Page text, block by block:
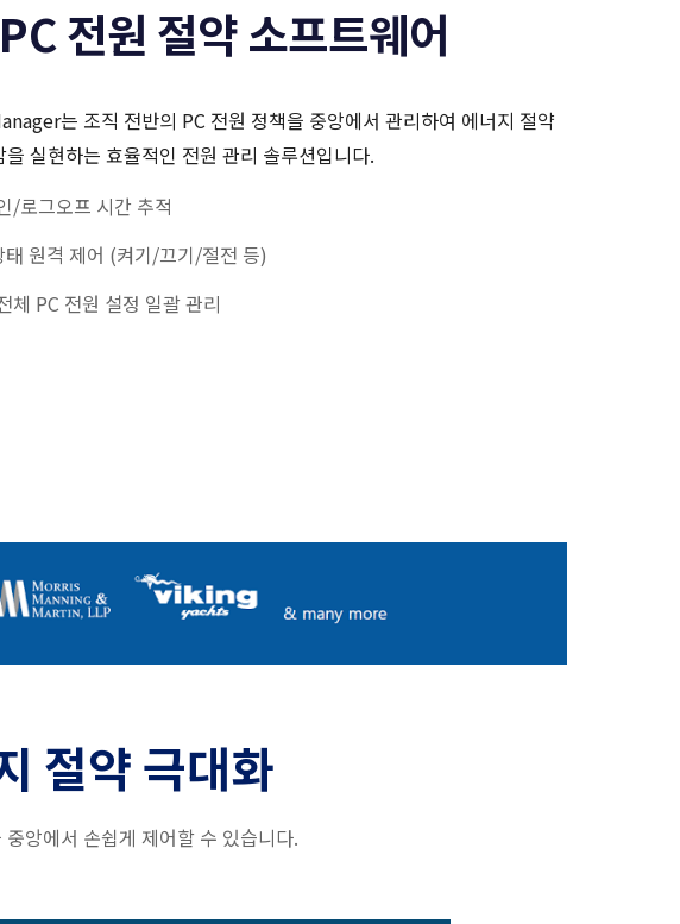
전원 절약 소프트웨어
는 조직 전반의 PC 전원 정책을 중앙에서 관리하여 에너지 절약
실현하는 효율적인 전원 관리 솔루션입니다.
/로그오프 시간 추적
태 원격 제어 (켜기/끄기/절전 등)
체 PC 전원 설정 일괄 관리
절약 극대화
앙에서 손쉽게 제어할 수 있습니다.